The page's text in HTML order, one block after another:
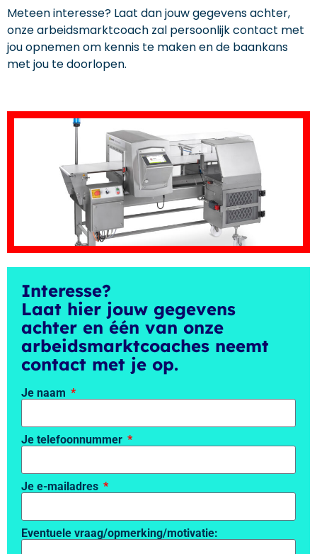
Meteen interesse? Laat dan jouw gegevens achter,
onze arbeidsmarktcoach zal persoonlijk contact met
jou opnemen om kennis te maken en de baankans
met jou te doorlopen.
Interesse?
Laat hier jouw gegevens
achter en één van onze
arbeidsmarktcoaches neemt
contact met je op.
Je naam
Je telefoonnummer
Je e-mailadres
Eventuele vraag/opmerking/motivatie: